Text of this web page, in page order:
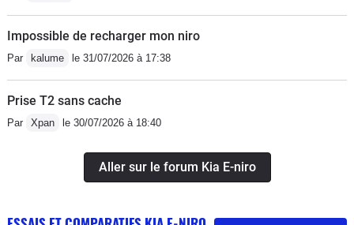
Impossible de recharger mon niro
Par kalume le 31/07/2026 à 17:38
Prise T2 sans cache
Par Xpan le 30/07/2026 à 18:40
Aller sur le forum Kia E-niro